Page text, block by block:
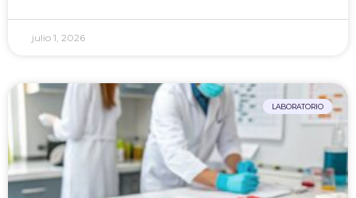
julio 1, 2026
LABORATORIO